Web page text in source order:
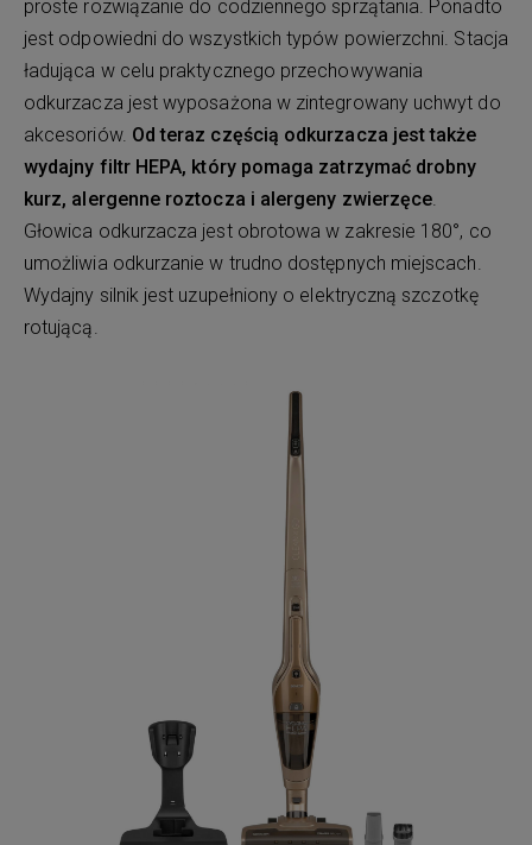
proste rozwiązanie do codziennego sprzątania. Ponadto
jest odpowiedni do wszystkich typów powierzchni. Stacja
ładująca w celu praktycznego przechowywania
odkurzacza jest wyposażona w zintegrowany uchwyt do
akcesoriów. Od teraz częścią odkurzacza jest także
wydajny filtr HEPA, który pomaga zatrzymać drobny
kurz, alergenne roztocza i alergeny zwierzęce
Głowica odkurzacza jest obrotowa w zakresie 180°, co
umożliwia odkurzanie w trudno dostępnych miejscach.
Wydajny silnik jest uzupełniony o elektryczną szczotkę
rotującą.